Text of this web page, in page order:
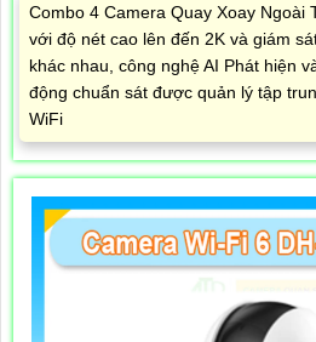
Combo 4 Camera Quay Xoay Ngoài
với độ nét cao lên đến 2K và giám
khác nhau, công nghệ AI Phát hiện
động chuẩn sát được quản lý tập
WiFi